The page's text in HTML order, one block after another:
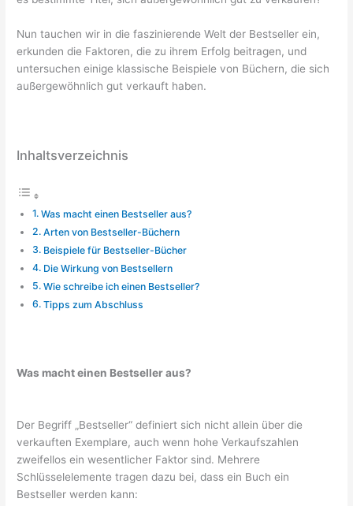
Nun tauchen wir in die faszinierende Welt der Bestseller ein,
erkunden die Faktoren, die zu ihrem Erfolg beitragen, und
untersuchen einige klassische Beispiele von Büchern, die sich
außergewöhnlich gut verkauft haben.
Inhaltsverzeichnis
Was macht einen Bestseller aus?
Arten von Bestseller-Büchern
Beispiele für Bestseller-Bücher
Die Wirkung von Bestsellern
Wie schreibe ich einen Bestseller?
Tipps zum Abschluss
Was macht einen Bestseller aus?
Der Begriff „Bestseller“ definiert sich nicht allein über die
verkauften Exemplare, auch wenn hohe Verkaufszahlen
zweifellos ein wesentlicher Faktor sind. Mehrere
Schlüsselelemente tragen dazu bei, dass ein Buch ein
Bestseller werden kann: